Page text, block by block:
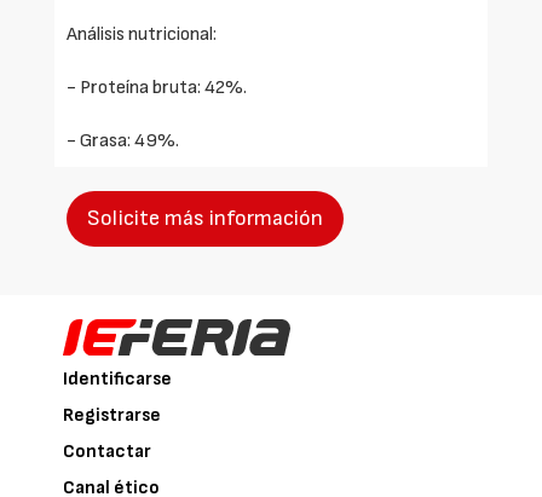
Análisis nutricional:
- Proteína bruta: 42%.
- Grasa: 49%.
Solicite más información
Identificarse
Registrarse
Contactar
Canal ético